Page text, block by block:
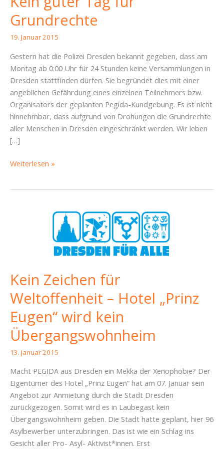
Grundrechte
19. Januar 2015
Gestern hat die Polizei Dresden bekannt gegeben, dass am
Montag ab 0:00 Uhr für 24 Stunden keine Versammlungen in
Dresden stattfinden dürfen. Sie begründet dies mit einer
angeblichen Gefährdung eines einzelnen Teilnehmers bzw.
Organisators der geplanten Pegida-Kundgebung. Es ist nicht
hinnehmbar, dass aufgrund von Drohungen die Grundrechte
aller Menschen in Dresden eingeschränkt werden. Wir leben
[…]
Kein
Weiterlesen »
Kein Zeichen für
Weltoffenheit – Hotel „Prinz
Eugen“ wird kein
Übergangswohnheim
13. Januar 2015
Macht PEGIDA aus Dresden ein Mekka der Xenophobie? Der
Eigentümer des Hotel „Prinz Eugen“ hat am 07. Januar sein
Angebot zur Anmietung durch die Stadt Dresden
zurückgezogen. Somit wird es in Laubegast kein
Übergangswohnheim geben. Die Stadt hatte geplant, hier 96
Asylbewerber unterzubringen. Das ist wie ein Schlag ins
Gesicht aller Pro- Asyl- Aktivist*innen. Erst